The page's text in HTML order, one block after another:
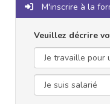
M'inscrire à la
Veuillez décrire